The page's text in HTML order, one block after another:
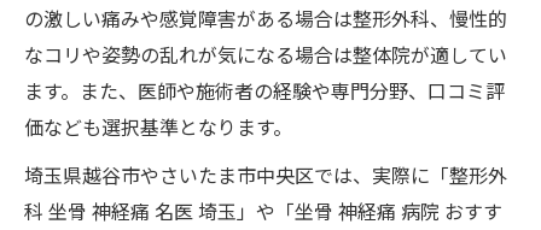
の激しい痛みや感覚障害がある場合は整形外科、慢性的
なコリや姿勢の乱れが気になる場合は整体院が適してい
ます。また、医師や施術者の経験や専門分野、口コミ評
価なども選択基準となります。
埼玉県越谷市やさいたま市中央区では、実際に「整形外
科 坐骨 神経痛 名医 埼玉」や「坐骨 神経痛 病院 おすす